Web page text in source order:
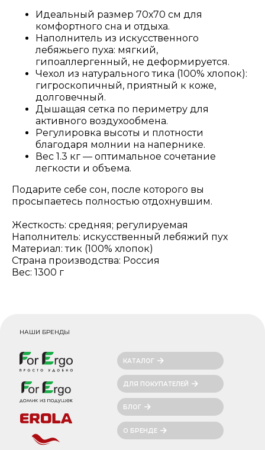
Идеальный размер 70х70 см для
комфортного сна и отдыха.
Наполнитель из искусственного
лебяжьего пуха: мягкий,
гипоаллергенный, не деформируется.
Чехол из натурального тика (100% хлопок):
гигроскопичный, приятный к коже,
долговечный.
Дышащая сетка по периметру для
активного воздухообмена.
Регулировка высоты и плотности
благодаря молнии на напернике.
Вес 1.3 кг — оптимальное сочетание
легкости и объема.
Подарите себе сон, после которого вы
просыпаетесь полностью отдохнувшим.
Жесткость: средняя; регулируемая
Наполнитель: искусственный лебяжий пух
Материал: тик (100% хлопок)
Страна производства: Россия
Вес: 1300 г
НАШИ БРЕНДЫ
КАТАЛОГ
ДЛЯ ПОКУПАТЕЛЕЙ
БЛОГ
О БРЕНДЕ